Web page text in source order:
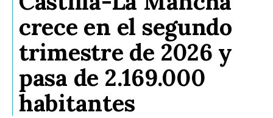
crece en el segundo
trimestre de 2026 y
pasa de 2.169.000
habitantes